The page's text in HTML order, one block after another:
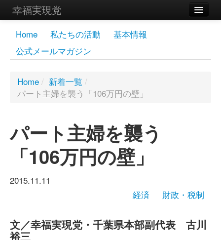
幸福実現党
メンバーズページ
党員
お問い合わせ
Home 私たちの活動
基本情報
公式メールマガジン
Home / 新着一覧 /
パート主婦を襲う「106万円の壁」
パート主婦を襲う
「106万円の壁」
2015.11.11
経済
財政・税制
文／幸福実現党・千葉県本部副代表 古川
裕三